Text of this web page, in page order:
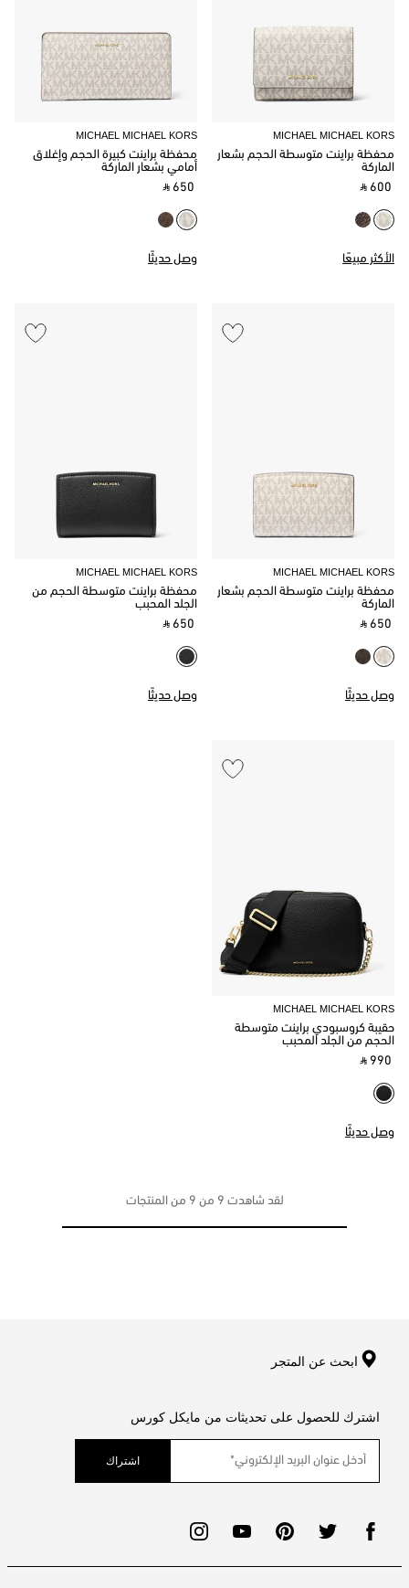
MICHAEL MICHAEL KORS
محفظة براينت متوسطة الحجم بشعار
الماركة
‎ ⃁ 600 ‎
الأكثر مبيعًا
MICHAEL MICHAEL KORS
محفظة براينت كبيرة الحجم وإغلاق
أمامي بشعار الماركة
‎ ⃁ 650 ‎
وصل حديثًا
MICHAEL MICHAEL KORS
محفظة براينت متوسطة الحجم بشعار
الماركة
‎ ⃁ 650 ‎
وصل حديثًا
MICHAEL MICHAEL KORS
محفظة براينت متوسطة الحجم من
الجلد المحبب
‎ ⃁ 650 ‎
وصل حديثًا
MICHAEL MICHAEL KORS
حقيبة كروسبودي براينت متوسطة
الحجم من الجلد المحبب
‎ ⃁ 990 ‎
وصل حديثًا
لقد شاهدت 9 من 9 من المنتجات
ابحث عن المتجر
اشترك للحصول على تحديثات من مايكل كورس
اشتراك